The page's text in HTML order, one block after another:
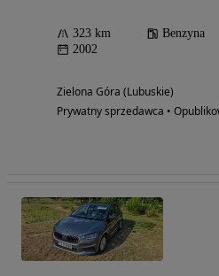
323 km Benzyna
2002
Zielona Góra (Lubuskie)
Prywatny sprzedawca •